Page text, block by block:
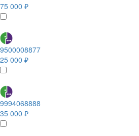
75 000 ₽
9500008877
25 000 ₽
9994068888
35 000 ₽